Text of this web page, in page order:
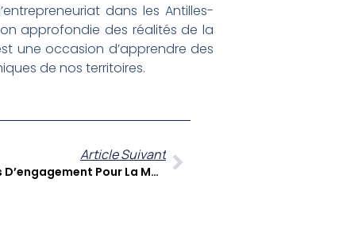
dans les Antilles-
approfondie des réalités de la
une occasion d’apprendre des
de nos territoires.
Article Suivant
Carolle Chatot-Henry : 37 Ans D’engagement Pour La Martinique, De La Gériatrie À La Transmission Culturelle